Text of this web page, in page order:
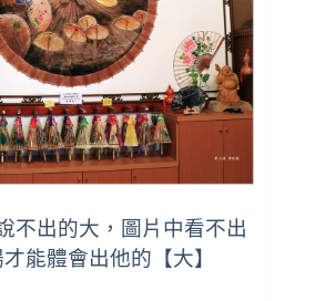
不出的大，圖片中看不出
能體會出他的【大】